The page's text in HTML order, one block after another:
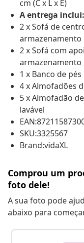
cm (C x L x E)
A entrega inclui:
2 x Sofá de
armazenamento
2 x Sofá com
armazenamento
1 x Banco de
4 x Almofadões
5 x Almofadão
lavável
SKU:3325567
Brand:vidaXL
Comprou um
foto dele!
A sua foto pode
abaixo para